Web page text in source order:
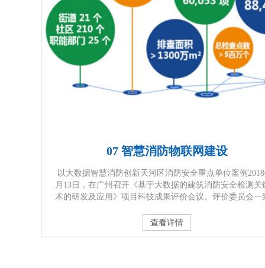
07 智慧消防物联网建设
以大数据智慧消防创新天河区消防安全重点单位案例
月13日，在广州召开《基于大数据的建筑消防安全检测关
术的研发及应用》项目科技成果评价会议。评价委员会一
统、“高危爆炸区域的无明火安全检测”、“新型高大空间
火水炮检测”等方面具有创新，达到国际先进水平。 以实
查看详情